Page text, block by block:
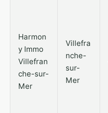
Harmon
y Immo
Villefran
che-sur-
Mer
Villefra
nche-
sur-
Mer